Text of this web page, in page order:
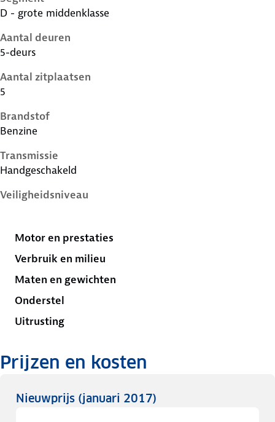
D - grote middenklasse
Aantal deuren
5-deurs
Aantal zitplaatsen
5
Brandstof
Benzine
Transmissie
Handgeschakeld
Veiligheidsniveau
Motor en prestaties
Verbruik en milieu
Maten en gewichten
Onderstel
Uitrusting
Prijzen en kosten
Nieuwprijs (januari 2017)